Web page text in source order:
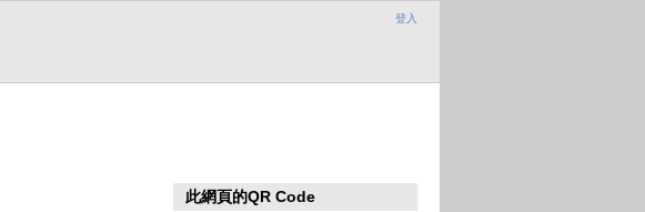
登入
此網頁的QR Code